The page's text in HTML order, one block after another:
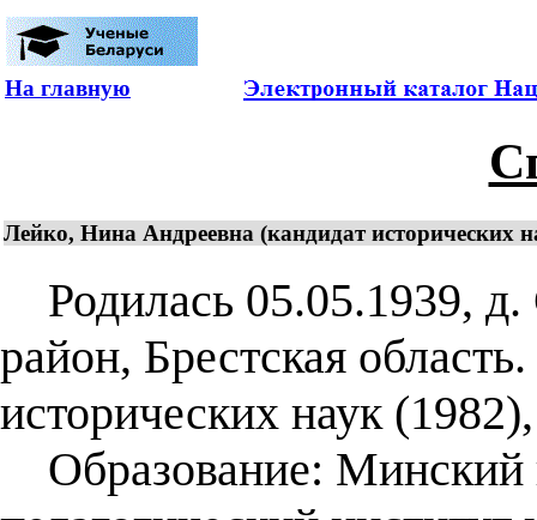
На главную
Лейко, Нина Андреевна (кандидат исторических
Родилась 05.05.1939, д.
район, Брестская
исторических наук
Образование: Минский